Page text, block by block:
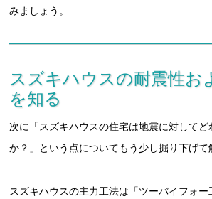
みましょう。
スズキハウスの耐震性お
を知る
次に「スズキハウスの住宅は地震に対して
か？」という点についてもう少し掘り下げて
スズキハウスの主力工法は「ツーバイフォー